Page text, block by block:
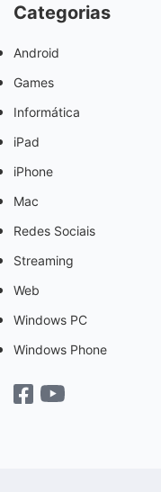
Categorias
Android
Games
Informática
iPad
iPhone
Mac
Redes Sociais
Streaming
Web
Windows PC
Windows Phone